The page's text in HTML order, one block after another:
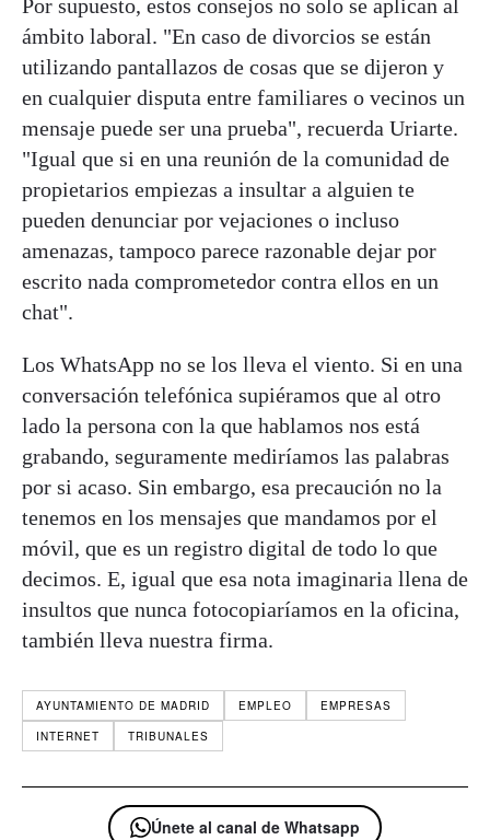
Por supuesto, estos consejos no solo se aplican al
ámbito laboral. "En caso de divorcios se están
utilizando pantallazos de cosas que se dijeron y
en cualquier disputa entre familiares o vecinos un
mensaje puede ser una prueba", recuerda Uriarte.
"Igual que si en una reunión de la comunidad de
propietarios empiezas a insultar a alguien te
pueden denunciar por vejaciones o incluso
amenazas, tampoco parece razonable dejar por
escrito nada comprometedor contra ellos en un
chat".
Los WhatsApp no se los lleva el viento. Si en una
conversación telefónica supiéramos que al otro
lado la persona con la que hablamos nos está
grabando, seguramente mediríamos las palabras
por si acaso. Sin embargo, esa precaución no la
tenemos en los mensajes que mandamos por el
móvil, que es un registro digital de todo lo que
decimos. E, igual que esa nota imaginaria llena de
insultos que nunca fotocopiaríamos en la oficina,
también lleva nuestra firma.
AYUNTAMIENTO DE MADRID EMPLEO
EMPRESAS
INTERNET
TRIBUNALES
Únete al canal de Whatsapp